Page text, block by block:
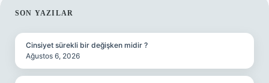
SIDEBAR
SON YAZILAR
Cinsiyet sürekli bir değişken midir ?
Ağustos 6, 2026